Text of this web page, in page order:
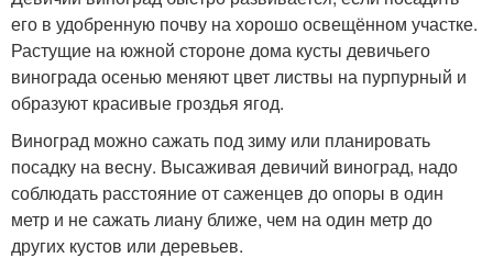
его в удобренную почву на хорошо освещённом участке.
Растущие на южной стороне дома кусты девичьего
винограда осенью меняют цвет листвы на пурпурный и
образуют красивые гроздья ягод.
Виноград можно сажать под зиму или планировать
посадку на весну. Высаживая девичий виноград, надо
соблюдать расстояние от саженцев до опоры в один
метр и не сажать лиану ближе, чем на один метр до
других кустов или деревьев.